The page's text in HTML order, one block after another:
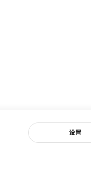
设置